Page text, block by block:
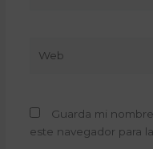
Guarda mi
este navegador para